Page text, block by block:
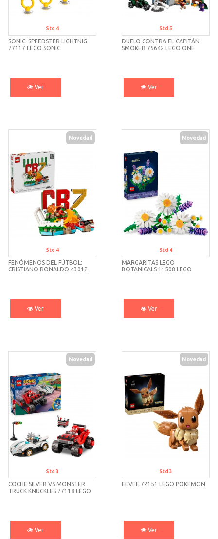
Std 4
SONIC: SPEEDSTER LIGHTNIG
77117 LEGO SONIC
Ver
Std 5
DUELO CONTRA EL CAPITÁN
SMOKER 75642 LEGO ONE
Ver
Novedad
Std 4
FENÓMENOS DEL FÚTBOL:
CRISTIANO RONALDO 43012
Ver
Novedad
Std 4
MARGARITAS LEGO
BOTANICALS 11508 LEGO
Ver
Novedad
Std 3
COCHE SILVER VS MONSTER
TRUCK KNUCKLES 77118 LEGO
Ver
Novedad
Std 3
EEVEE 72151 LEGO POKEMON
Ver